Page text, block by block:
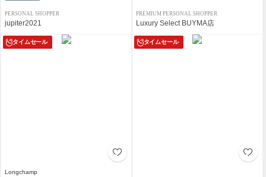
PERSONAL SHOPPER
jupiter2021
PREMIUM PERSONAL SHOPPER
Luxury Select BUYMA店
タイムセール
Longchamp
タイムセール